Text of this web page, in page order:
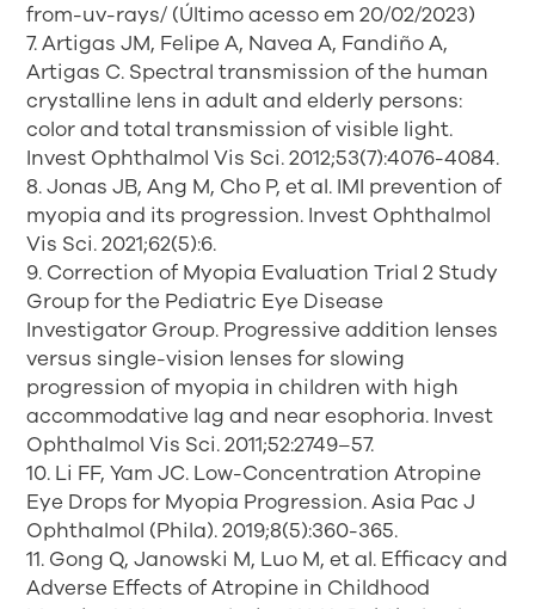
from-uv-rays/ (Último acesso em 20/02/2023)
7. Artigas JM, Felipe A, Navea A, Fandiño A,
Artigas C. Spectral transmission of the human
crystalline lens in adult and elderly persons:
color and total transmission of visible light.
Invest Ophthalmol Vis Sci. 2012;53(7):4076-4084.
8. Jonas JB, Ang M, Cho P, et al. IMI prevention of
myopia and its progression. Invest Ophthalmol
Vis Sci. 2021;62(5):6.
9. Correction of Myopia Evaluation Trial 2 Study
Group for the Pediatric Eye Disease
Investigator Group. Progressive addition lenses
versus single-vision lenses for slowing
progression of myopia in children with high
accommodative lag and near esophoria. Invest
Ophthalmol Vis Sci. 2011;52:2749–57.
10. Li FF, Yam JC. Low-Concentration Atropine
Eye Drops for Myopia Progression. Asia Pac J
Ophthalmol (Phila). 2019;8(5):360-365.
11. Gong Q, Janowski M, Luo M, et al. Efficacy and
Adverse Effects of Atropine in Childhood